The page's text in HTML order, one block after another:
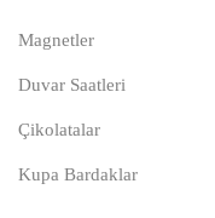
Magnetler
Duvar Saatleri
Çikolatalar
Kupa Bardaklar